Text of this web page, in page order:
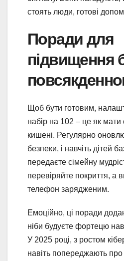
стоять люди, готові
Поради для
підвищення
Щоб бути готовим,
набір на 102 – це як мати
кишені. Регулярно
безпеки, і навчіть дітей
передаєте сімейну
перевіряйте покриття, а
телефон зарядженим.
Емоційно, ці поради
ніби будуєте фортецю
У 2025 році, з ростом
навіть попереджають про